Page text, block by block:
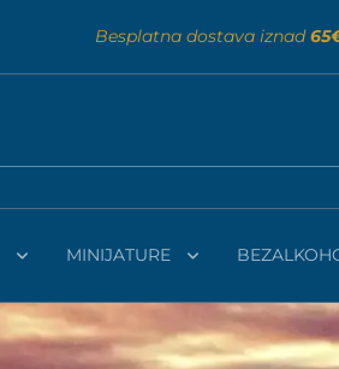
Besplatna dostava iznad
MINIJATURE